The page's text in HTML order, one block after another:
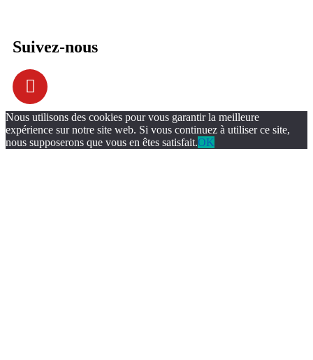
Suivez-nous
Nous utilisons des cookies pour vous garantir la meilleure
expérience sur notre site web. Si vous continuez à utiliser ce site,
nous supposerons que vous en êtes satisfait.OK